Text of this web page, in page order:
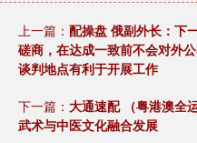
上一篇： 配操盘 俄副外长：下
磋商，在达成一致前不会对外
谈判地点有利于开展工作
下一篇： 大通速配 （粤港澳全
武术与中医文化融合发展